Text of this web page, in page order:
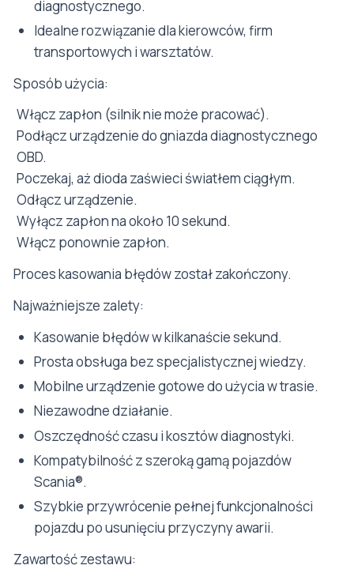
diagnostycznego.
Idealne rozwiązanie dla kierowców, firm
transportowych i warsztatów.
Sposób użycia:
Włącz zapłon (silnik nie może pracować).
Podłącz urządzenie do gniazda diagnostycznego
OBD.
Poczekaj, aż dioda zaświeci światłem ciągłym.
Odłącz urządzenie.
Wyłącz zapłon na około 10 sekund.
Włącz ponownie zapłon.
Proces kasowania błędów został zakończony.
Najważniejsze zalety:
Kasowanie błędów w kilkanaście sekund.
Prosta obsługa bez specjalistycznej wiedzy.
Mobilne urządzenie gotowe do użycia w trasie.
Niezawodne działanie.
Oszczędność czasu i kosztów diagnostyki.
Kompatybilność z szeroką gamą pojazdów
Scania®.
Szybkie przywrócenie pełnej funkcjonalności
pojazdu po usunięciu przyczyny awarii.
Zawartość zestawu: